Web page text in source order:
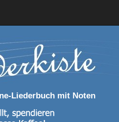
Liederbuch mit Noten